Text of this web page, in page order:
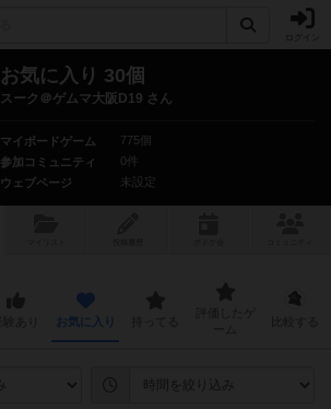
お気に入り 30個
スーク＠ゲムマ大阪D19 さん
マイボードゲーム
775個
参加コミュニティ
0件
ウェブページ
未設定
お気に入り